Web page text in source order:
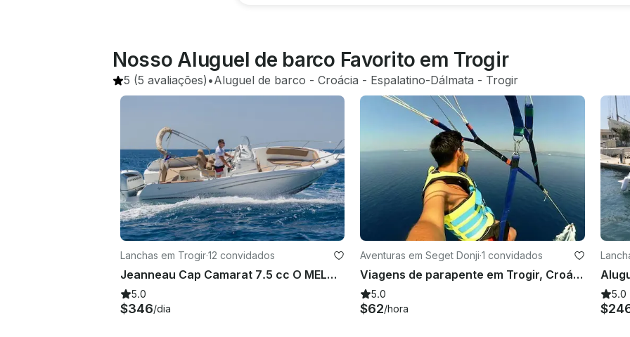
Nosso Aluguel de barco Favorito em Trogir
5 (5 avaliações) •Aluguel de barco - Croácia - Espalatino-Dálmata - Trogir
Lanchas em Trogir·12 convidados
Jeanneau Cap Camarat 7.5 cc O MELHOR ALUGUEL EM TROGIR, KASTELA E SPLIT
5.0
$346/dia
Aventuras em Seget Donji·1 convidados
Viagens de parapente em Trogir, Croácia
5.0
$62/hora
5.0